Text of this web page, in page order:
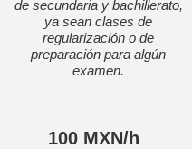
de secundaria y bachillerato,
ya sean clases de
regularización o de
preparación para algún
examen.
100 MXN/h